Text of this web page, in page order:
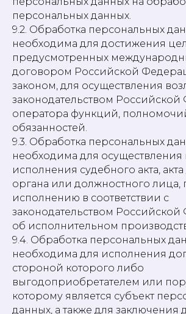
персональных данных.
9.2. Обработка персональных
необходима для достижения
предусмотренных
договором Российской
законом, для осуществления
законодательством
оператора функций,
обязанностей.
9.3. Обработка персональных
необходима для осуществления
исполнения судебного акта,
органа или должностного
исполнению в соответствии с
законодательством
об исполнительном
9.4. Обработка персональных
необходима для исполнения
стороной которого либо
выгодоприобретателем или
которому является субъект
данных, а также для заключения